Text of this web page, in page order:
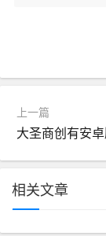
上一篇
相关文章